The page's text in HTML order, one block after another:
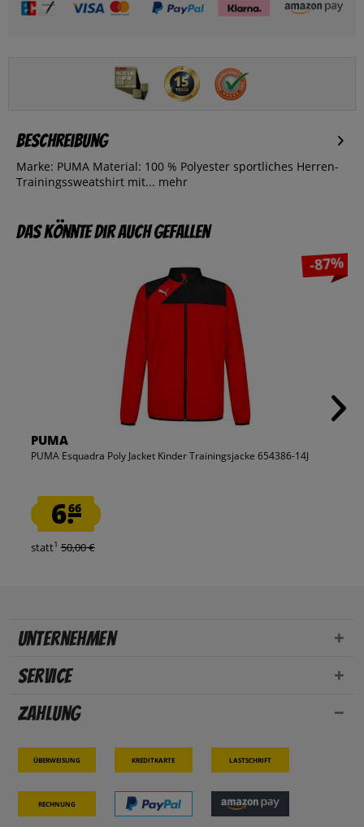
Beschreibung
Marke: PUMA Material: 100 % Polyester sportliches Herren-
Trainingssweatshirt mit... mehr
Das könnte dir auch gefallen
-87%
PUMA
PUMA Esquadra Poly Jacket Kinder Trainingsjacke 654386-14J
6.66
statt1 50,00 €
Unternehmen
Service
Zahlung
Überweisung Kreditkarte Lastschrift
Rechnung